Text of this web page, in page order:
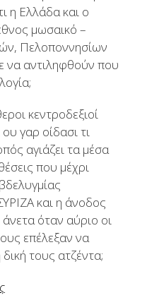
η Ελλάδα και ο
μωσαικό –
Πελοποννησίων
να αντιληφθούν που
κεντροδεξιοί
γαρ οίδασι τι
αγιάζει τα μέσα
που μέχρι
και η άνοδος
όταν αύριο οι
επέλεξαν να
τους ατζέντα;